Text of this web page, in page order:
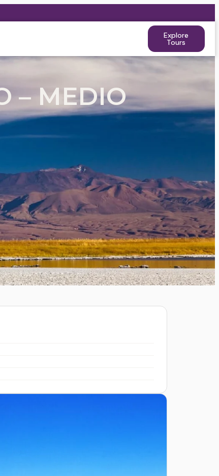
Explore
Tours
– MEDIO